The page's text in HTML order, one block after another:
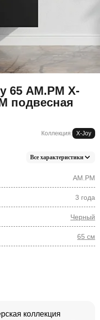
65 AM.PM X-
подвесная
Коллекция: X-Joy
Все характеристики
AM.PM
3 года
Черный
65 см
коллекция